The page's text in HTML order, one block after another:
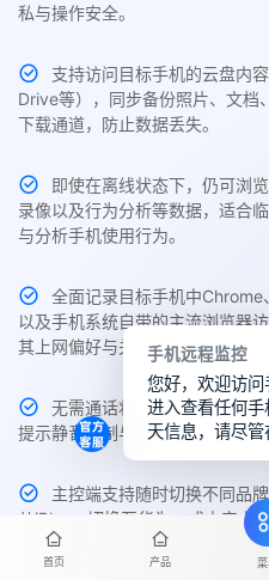
私与操作安全。
支持访问目标手机的云盘内
Drive等），同步备份照片、文档
下载通道，防止数据丢失。
即使在离线状态下，仍可浏
录像以及行为分析等数据，适合
与分析手机使用行为。
全面记录目标手机中
以及手机系统自带的主流浏览器
其上网偏好与关注内容。
无需通话状态，即可实时采
提示静音录制与远程回放，适用
主控端支持随时切换不同品
从iPhone切换至华为，或由安卓
署。
首页 产品
手机远程监控
您好，欢迎访
进入查看任何
天信息，请尽管